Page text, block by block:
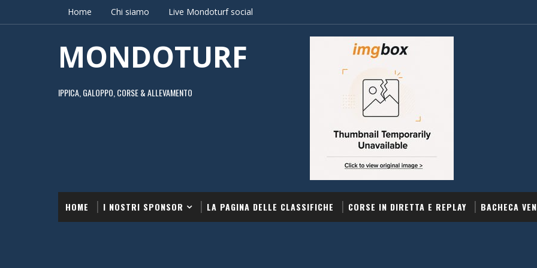
Home Chi siamo Live Mondoturf social
MONDOTURF
IPPICA, GALOPPO, CORSE & ALLEVAMENTO
HOME I NOSTRI SPONSOR LA PAGINA DELLE CLASSIFICHE CORSE IN DIRETTA E REPLAY BACHECA